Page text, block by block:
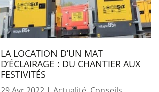
LA LOCATION D’UN MAT
D’ÉCLAIRAGE : DU CHANTIER AUX
FESTIVITÉS